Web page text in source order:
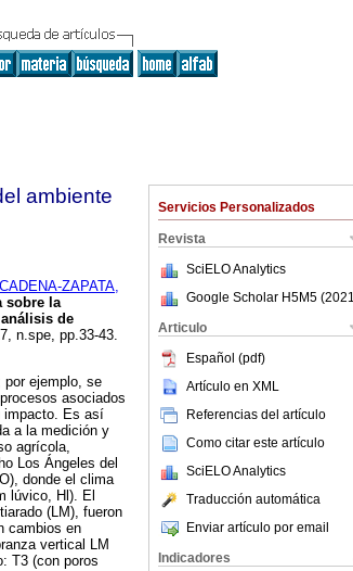
Servicios Personalizados
Revista
SciELO Analytics
Google Scholar H5M5 (2021
Articulo
Español (pdf)
Artículo en XML
Referencias del artículo
Como citar este artículo
SciELO Analytics
Traducción automática
Enviar artículo por email
Indicadores
ambiente
CADENA-ZAPATA,
sobre la
de
n.spe, pp.33-43.
por ejemplo, se
asociados
impacto. Es así
a la medición y
agrícola,
Los Ángeles del
donde el clima
lúvico, Hl). El
(LM), fueron
cambios en
vertical LM
T3 (con poros